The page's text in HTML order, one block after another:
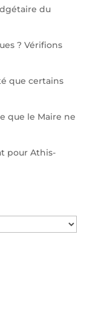
du
? Vérifions
que certains
que le Maire ne
pour Athis-